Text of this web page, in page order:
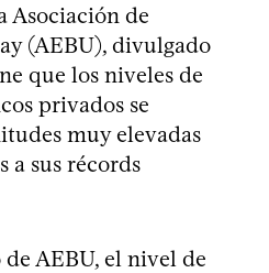
Asociación de
(AEBU), divulgado
que los niveles de
privados se
muy elevadas
a sus récords
AEBU, el nivel de